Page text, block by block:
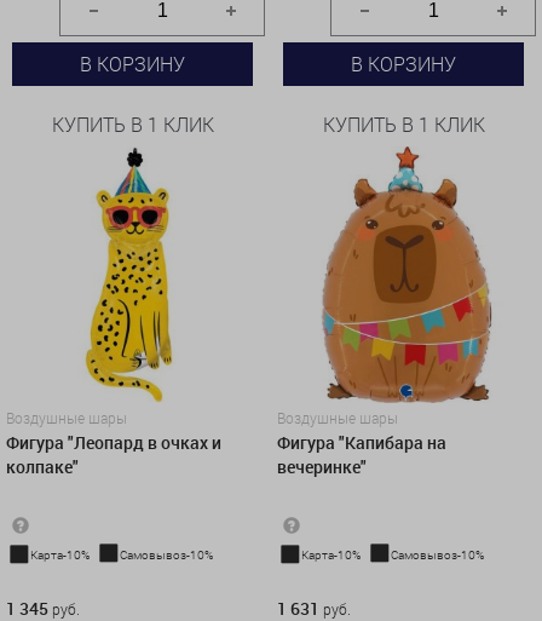
В КОРЗИНУ
КУПИТЬ В 1 КЛИК
В КОРЗИНУ
КУПИТЬ В 1 КЛИК
Воздушные шары
Фигура "Леопард в очках и
колпаке"
Карта-10% Самовывоз-10%
1 345 руб.
Воздушные шары
Фигура "Капибара на
вечеринке"
Карта-10% Самовывоз-10%
1 631 руб.